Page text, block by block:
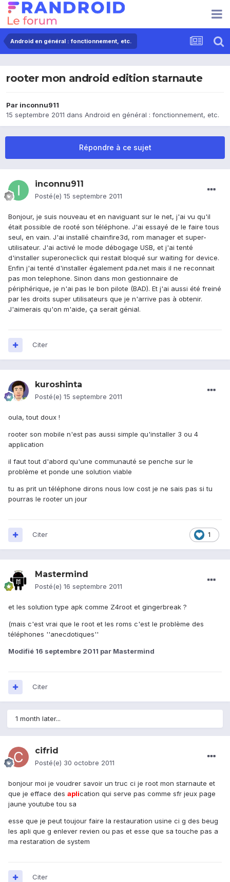
Android en général : fonctionnement, etc.
rooter mon android edition starnaute
Par inconnu911
15 septembre 2011 dans Android en général : fonctionnement, etc.
Répondre à ce sujet
inconnu911
Posté(e) 15 septembre 2011
Bonjour, je suis nouveau et en naviguant sur le net, j'ai vu qu'il
était possible de rooté son téléphone. J'ai essayé de le faire tous
seul, en vain. J'ai installé chainfire3d, rom manager et super-
utilisateur. J'ai activé le mode débogage USB, et j'ai tenté
d'installer superoneclick qui restait bloqué sur waiting for device.
Enfin j'ai tenté d'installer également pda.net mais il ne reconnait
pas mon telephone. Sinon dans mon gestionnaire de
périphérique, je n'ai pas le bon pilote (BAD). Et j'ai aussi été freiné
par les droits super utilisateurs que je n'arrive pas à obtenir.
J'aimerais qu'on m'aide, ça serait génial.
Citer
kuroshinta
Posté(e) 15 septembre 2011
oula, tout doux !
rooter son mobile n'est pas aussi simple qu'installer 3 ou 4
application
il faut tout d'abord qu'une communauté se penche sur le
problème et ponde une solution viable
tu as prit un téléphone dirons nous low cost je ne sais pas si tu
pourras le rooter un jour
1
Citer
Mastermind
Posté(e) 16 septembre 2011
et les solution type apk comme Z4root et gingerbreak ?
(mais c'est vrai que le root et les roms c'est le problème des
téléphones ''anecdotiques''
Modifié 16 septembre 2011 par Mastermind
Citer
1 month later...
cifrid
Posté(e) 30 octobre 2011
bonjour moi je voudrer savoir un truc ci je root mon starnaute et
que je efface des aplication qui serve pas comme sfr jeux page
jaune youtube tou sa
esse que je peut toujour faire la restauration usine ci g des beug
les apli que g enlever revien ou pas et esse que sa touche pas a
ma restaration de system
Citer